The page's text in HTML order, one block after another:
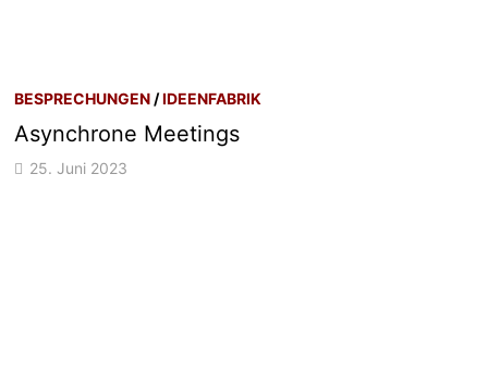
BESPRECHUNGEN/IDEENFABRIK
Asynchrone Meetings
25. Juni 2023